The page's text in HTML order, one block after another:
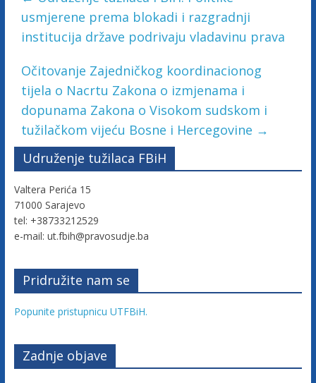
j
e
B
i
H
U
d
r
e
n
e
usmjerene prema blokadi i razgradnji
institucija države podrivaju vladavinu prava
Očitovanje Zajedničkog koordinacionog
tijela o Nacrtu Zakona o izmjenama i
dopunama Zakona o Visokom sudskom i
tužilačkom vijeću Bosne i Hercegovine →
Udruženje tužilaca FBiH
Valtera Perića 15
71000 Sarajevo
tel: +38733212529
e-mail: ut.fbih@pravosudje.ba
Pridružite nam se
Popunite pristupnicu UTFBiH.
Zadnje objave